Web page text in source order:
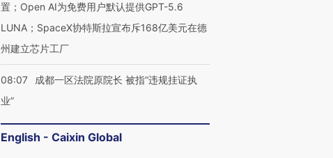
置；Open AI为免费用户默认提供GPT-5.6
LUNA；SpaceX协特斯拉宣布斥168亿美元在德
州建立芯片工厂
08:07
成都一区法院原院长 被指“违规挂证执
业”
English - Caixin Global